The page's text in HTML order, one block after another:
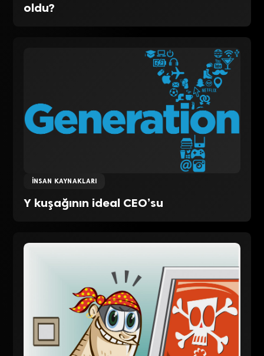
oldu?
İNSAN KAYNAKLARI
Y kuşağının ideal CEO’su